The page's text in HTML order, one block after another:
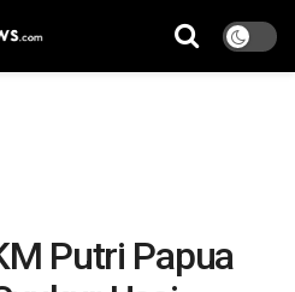
Putri Papua